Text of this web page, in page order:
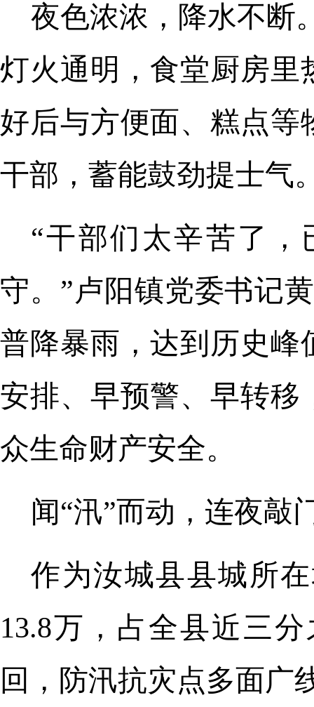
夜色浓浓，降水不断
灯火通明，食堂厨房里
好后与方便面、糕点
干部，蓄能鼓劲提士气
“干部们太辛苦了
守。”卢阳镇党委书记
普降暴雨，达到历史峰
安排、早预警、早转
众生命财产安全。
闻“汛”而动，连夜敲
作为汝城县县城所
13.8万，占全县近三
回，防汛抗灾点多面广